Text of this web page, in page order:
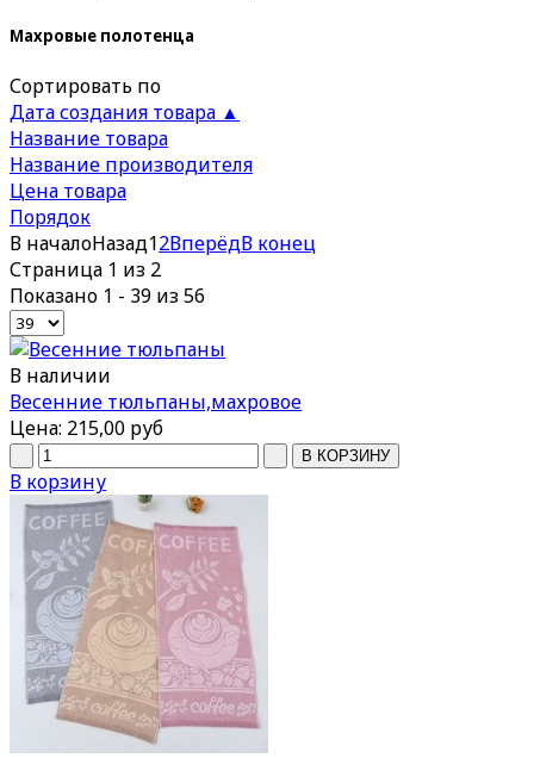
Махровые полотенца
Сортировать по
Дата создания товара ▲
Название товара
Название производителя
Цена товара
Порядок
В началоНазад12ВперёдВ конец
Страница 1 из 2
Показано 1 - 39 из 56
В наличии
Весенние тюльпаны,махровое
Цена: 215,00 руб
В корзину